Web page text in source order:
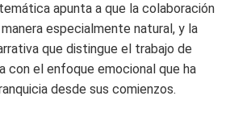
apunta a que la colaboración
especialmente natural, y la
que distingue el trabajo de
con el enfoque emocional que ha
desde sus comienzos.